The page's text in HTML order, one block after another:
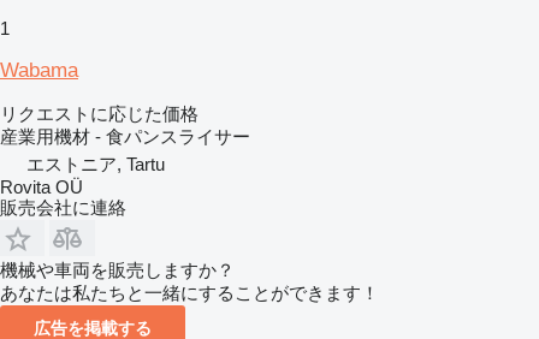
1
Wabama
リクエストに応じた価格
産業用機材 - 食パンスライサー
エストニア, Tartu
Rovita OÜ
販売会社に連絡
機械や車両を販売しますか？
あなたは私たちと一緒にすることができます！
広告を掲載する